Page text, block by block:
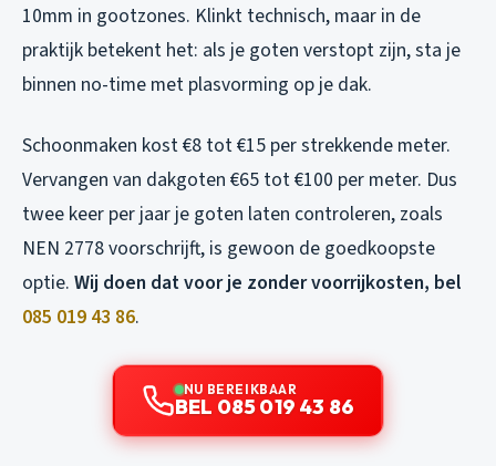
10mm in gootzones. Klinkt technisch, maar in de
praktijk betekent het: als je goten verstopt zijn, sta je
binnen no-time met plasvorming op je dak.
Schoonmaken kost €8 tot €15 per strekkende meter.
Vervangen van dakgoten €65 tot €100 per meter. Dus
twee keer per jaar je goten laten controleren, zoals
NEN 2778 voorschrijft, is gewoon de goedkoopste
optie. Wij doen dat voor je zonder voorrijkosten, bel
085 019 43 86.
NU BEREIKBAAR
BEL 085 019 43 86